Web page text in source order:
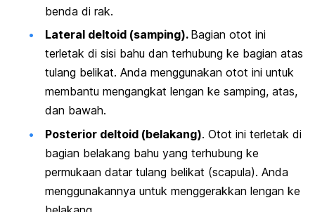
benda di rak.
Lateral deltoid (samping). Bagian otot ini
terletak di sisi bahu dan terhubung ke bagian atas
tulang belikat. Anda menggunakan otot ini untuk
membantu mengangkat lengan ke samping, atas,
dan bawah.
Posterior deltoid (belakang). Otot ini terletak di
bagian belakang bahu yang terhubung ke
permukaan datar tulang belikat (scapula). Anda
menggunakannya untuk menggerakkan lengan ke